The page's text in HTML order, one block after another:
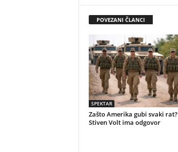
POVEZANI ČLANCI
SPEKTAR
Zašto Amerika gubi svaki rat?
Stiven Volt ima odgovor